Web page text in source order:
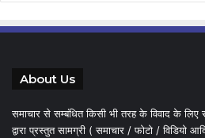
About Us
समाचार से सम्बंधित किसी भी तरह के विवाद के
द्वारा प्रस्तुत सामग्री ( समाचार / फोटो / विडियो